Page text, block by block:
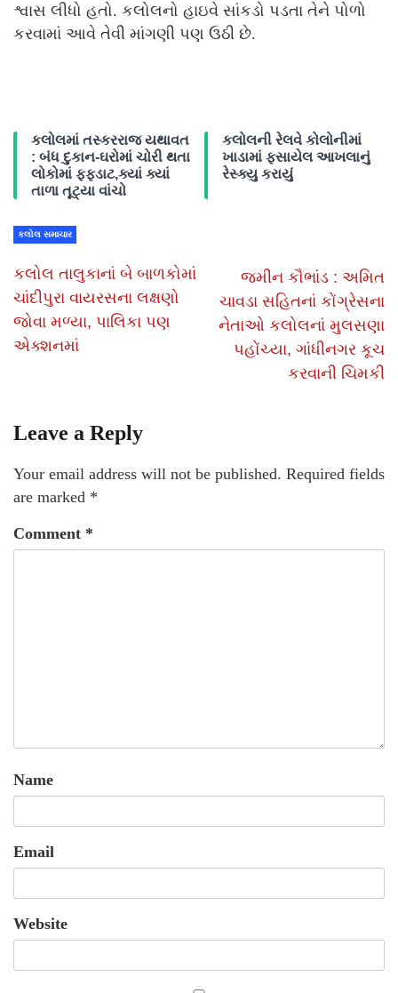
શ્વાસ લીધો હતો. કલોલનો હાઇવે સાંકડો પડતા તેને પોળો
કરવામાં આવે તેવી માંગણી પણ ઉઠી છે.
કલોલમાં તસ્કરરાજ યથાવત
: બંધ દુકાન-ઘરોમાં ચોરી થતા
લોકોમાં ફફડાટ,ક્યાં ક્યાં
તાળા તૂટ્યા વાંચો
કલોલની રેલવે કોલોનીમાં
ખાડામાં ફસાયેલ આખલાનું
રેસ્ક્યુ કરાયું
કલોલ સમાચાર
કલોલ તાલુકાનાં બે બાળકોમાં
ચાંદીપુરા વાયરસના લક્ષણો
જોવા મળ્યા, પાલિકા પણ
એક્શનમાં
જમીન કૌભાંડ : અમિત
ચાવડા સહિતનાં કોંગ્રેસના
નેતાઓ કલોલનાં મુલસણા
પહોંચ્યા, ગાંધીનગર કૂચ
કરવાની ચિમકી
Leave a Reply
Your email address will not be published. Required fields
are marked *
Comment *
Name
Email
Website